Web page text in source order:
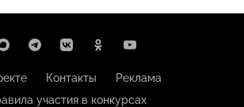
Контакты
Реклама
участия в конкурсах